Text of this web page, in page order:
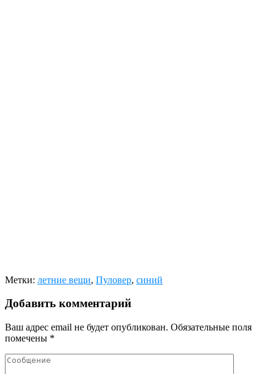
Метки: летние вещи, Пуловер, синий
Добавить комментарий
Ваш адрес email не будет опубликован. Обязательные поля
помечены *